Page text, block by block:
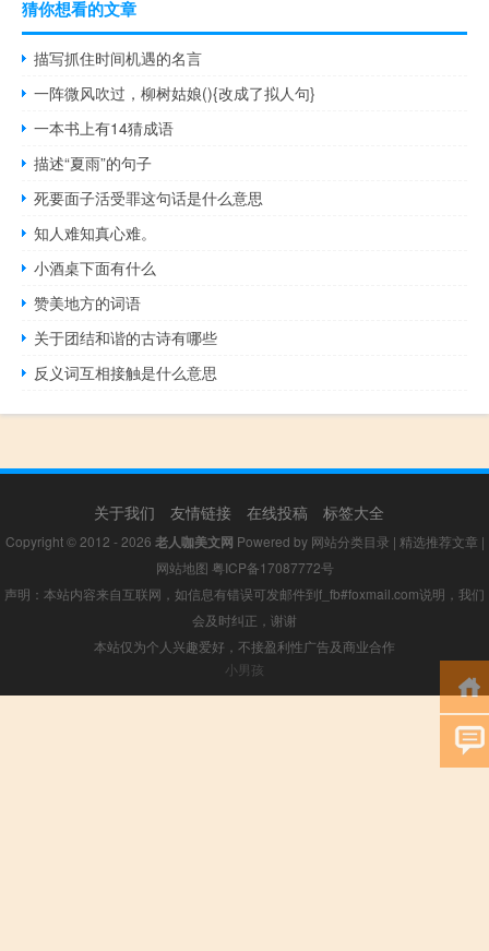
猜你想看的文章
描写抓住时间机遇的名言
一阵微风吹过，柳树姑娘(){改成了拟人句}
一本书上有14猜成语
描述“夏雨”的句子
死要面子活受罪这句话是什么意思
知人难知真心难。
小酒桌下面有什么
赞美地方的词语
关于团结和谐的古诗有哪些
反义词互相接触是什么意思
关于我们 友情链接 在线投稿 标签大全
Copyright © 2012 - 2026 老人咖美文网 Powered by 网站分类目录 | 精选推荐文章 |
网站地图 粤ICP备17087772号
声明：本站内容来自互联网，如信息有错误可发邮件到f_fb#foxmail.com说明，我们
会及时纠正，谢谢
本站仅为个人兴趣爱好，不接盈利性广告及商业合作
小男孩